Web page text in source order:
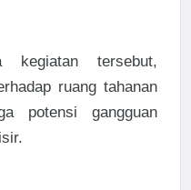
kegiatan tersebut,
ruang tahanan
potensi gangguan